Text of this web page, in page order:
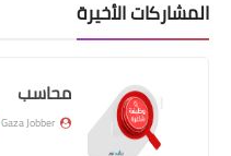
المشاركات الأخيرة
محاسب
Gaza Jobber